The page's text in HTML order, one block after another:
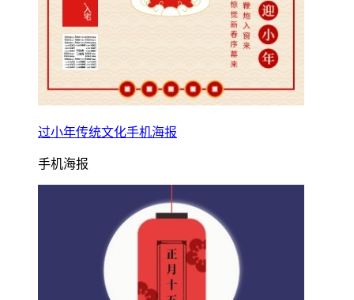
过小年传统文化手机海报
手机海报